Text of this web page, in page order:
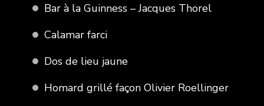
Bar à la Guinness – Jacques Thorel
Calamar farci
Dos de lieu jaune
Homard grillé façon Olivier Roellinger